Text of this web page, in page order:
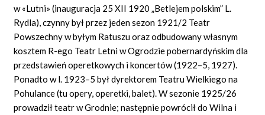
w «Lutni» (inauguracja 25 XII 1920 „Betlejem polskim” L.
Rydla), czynny był przez jeden sezon 1921/2 Teatr
Powszechny w byłym Ratuszu oraz odbudowany własnym
kosztem R-ego Teatr Letni w Ogrodzie pobernardyńskim dla
przedstawień operetkowych i koncertów (1922–5, 1927).
Ponadto w l. 1923–5 był dyrektorem Teatru Wielkiego na
Pohulance (tu opery, operetki, balet). W sezonie 1925/26
prowadził teatr w Grodnie; następnie powrócił do Wilna i